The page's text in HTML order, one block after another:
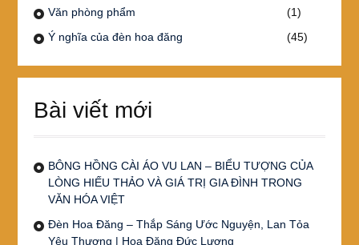
Văn phòng phẩm
(1)
Ý nghĩa của đèn hoa đăng
(45)
Bài viết mới
BÔNG HỒNG CÀI ÁO VU LAN – BIỂU TƯỢNG CỦA
LÒNG HIẾU THẢO VÀ GIÁ TRỊ GIA ĐÌNH TRONG
VĂN HÓA VIỆT
Đèn Hoa Đăng – Thắp Sáng Ước Nguyện, Lan Tỏa
Yêu Thương | Hoa Đăng Đức Lương